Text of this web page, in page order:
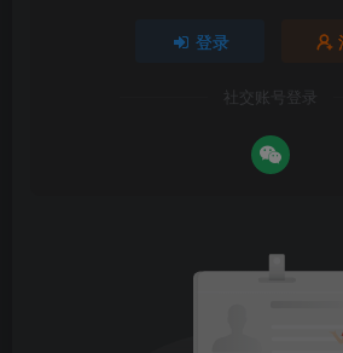
登录
社交账号登录